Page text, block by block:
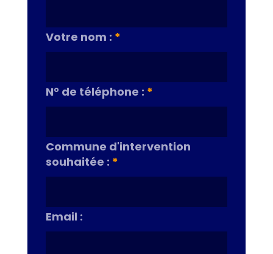
Votre nom : *
N° de téléphone : *
Commune d'intervention
souhaitée : *
Email :